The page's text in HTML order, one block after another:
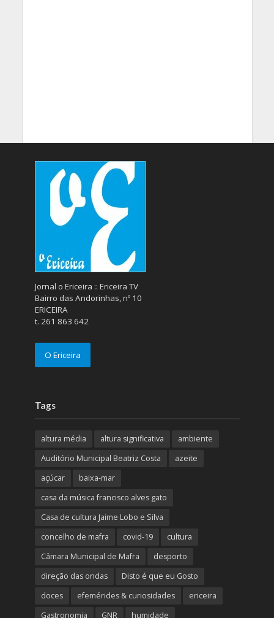
Jornal o Ericeira :: Ericeira TV
Bairro das Andorinhas, nº 10
ERICEIRA
t. 261 863 642
O Ericeira
Tags
altura média altura significativa
ambiente
Auditório Municipal Beatriz Costa
azeite
açúcar
baixa-mar
casa da música francisco alves gato
Casa de cultura Jaime Lobo e Silva
concelho de mafra
covid-19
cultura
Câmara Municipal de Mafra
desporto
direção das ondas
Disto é que eu Gosto
doces
efemérides & curiosidades
ericeira
Gastronomia
GNR humidade